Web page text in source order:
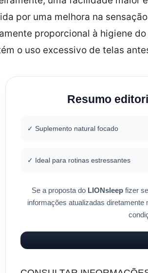
por uma melhora na
proporcional à higiene
o uso excessivo de telas
Resumo
✓ Suplemento natural focado
✓ Ideal para rotinas estressantes
Se a proposta do LIONsleep fizer
informações atualizadas diretamente